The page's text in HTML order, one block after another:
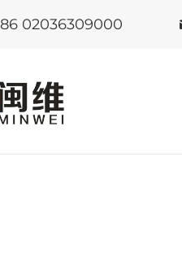
02036309000